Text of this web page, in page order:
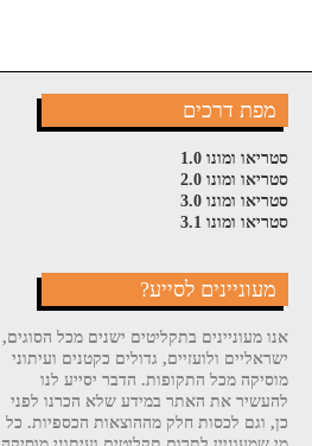
מפת דרכים
סטריאו ומונו 1.0
סטריאו ומונו 2.0
סטריאו ומונו 3.0
סטריאו ומונו 3.1
מעוניינים לסייע?
אנו מעוניינים בתקליטים ישנים מכל הסוגים,
ישראליים ולועזיים, גדולים כקטנים ועיתוני
מוסיקה מכל התקופות. הדבר יסייע לנו
להעשיר את האתר במידע שלא הכרנו לפני
כן, וגם לכסות חלק מההוצאות הכספיות. כל